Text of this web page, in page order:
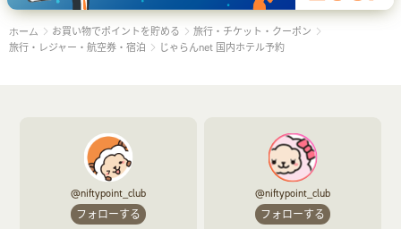
ホーム お買い物でポイントを貯める
旅行・チケット・クーポン
旅行・レジャー・航空券・宿泊
じゃらんnet 国内ホテル予約
@niftypoint_club
フォローする
@niftypoint_club
フォローする